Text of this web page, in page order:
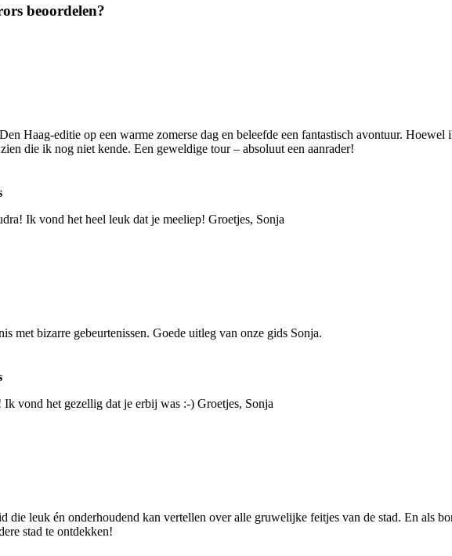
beoordelen?
Haag-editie op een warme zomerse dag en beleefde een fantastisch avontuur.
die ik nog niet kende. Een geweldige tour – absoluut een aanrader!
Ik vond het heel leuk dat je meeliep! Groetjes, Sonja
met bizarre gebeurtenissen. Goede uitleg van onze gids Sonja.
vond het gezellig dat je erbij was :-) Groetjes, Sonja
die leuk én onderhoudend kan vertellen over alle gruwelijke feitjes van de stad. En als
stad te ontdekken!